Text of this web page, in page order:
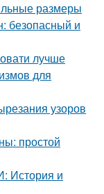
размеры
безопасный и
лучше
для
узоров
простой
и